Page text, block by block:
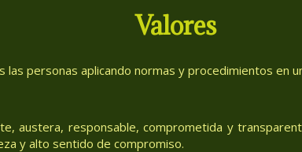
Valores
personas aplicando normas y procedimientos en
austera, responsable, comprometida y
y alto sentido de compromiso.